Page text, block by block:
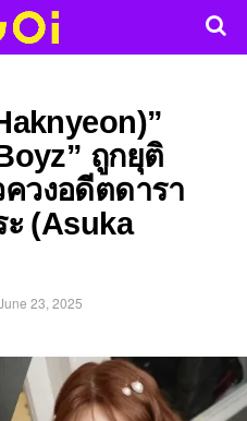
ถูกยุติ
วงอดีตดารา
ะ (Asuka
23, 2025